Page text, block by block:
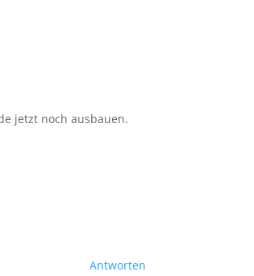
jetzt noch ausbauen.
Antworten